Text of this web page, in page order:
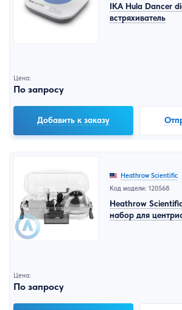
IKA Hula Dancer
встряхиватель
Цена:
По запросу
Добавить к заказу
Heathrow Scientific
Код модели: 120568
Heathrow
набор для
Цена:
По запросу